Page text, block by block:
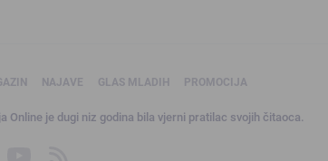
NAJAVE GLAS MLADIH PROMOCIJA
je dugi niz godina bila vjerni pratilac svojih čitaoca.